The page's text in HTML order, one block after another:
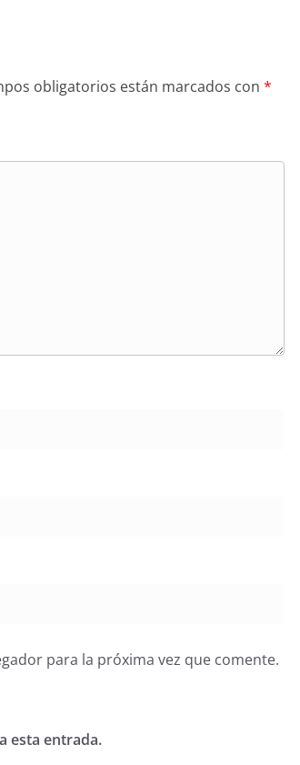
obligatorios están marcados con *
para la próxima vez que comente.
esta entrada.